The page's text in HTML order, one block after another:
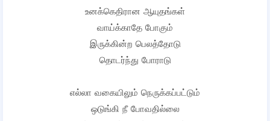
உனக்கெதிரான ஆயுதங்கள்
வாய்க்காதே போகும்
இருக்கின்ற பெலத்தோடு
தொடர்ந்து போராடு
எல்லா வகையிலும் நெருக்கப்பட்டும்
ஒடுங்கி நீ போவதில்லை